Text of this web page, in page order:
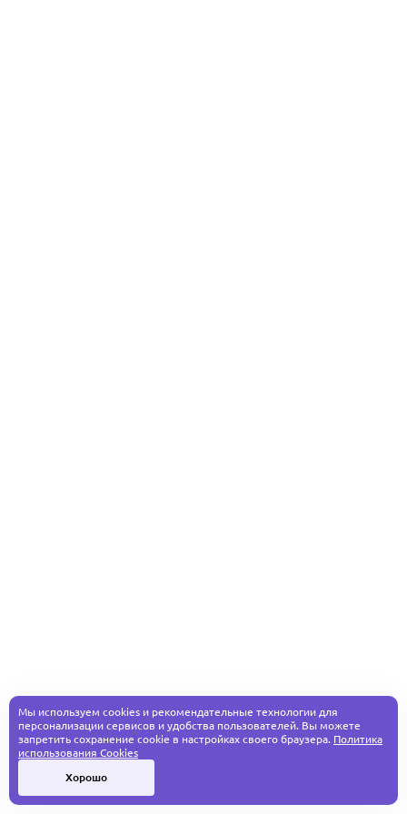
Мы используем cookies и рекомендательные технологии для
персонализации сервисов и удобства пользователей. Вы можете
запретить сохранение cookie в настройках своего браузера. Политика
использования Cookies
Хорошо